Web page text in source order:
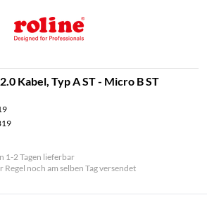
Kabel, Typ A ST - Micro B ST
1-2 Tagen lieferbar
Regel noch am selben Tag versendet